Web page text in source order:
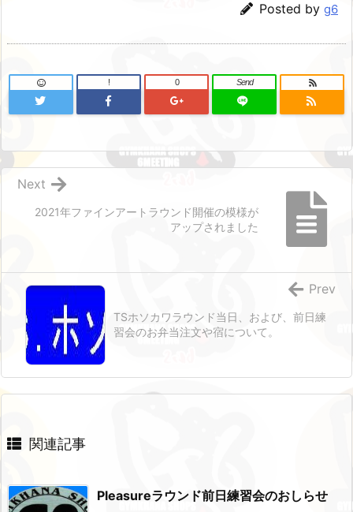
Posted by g6
! 0 Send
2021年ファインアートラウンド開催の模様が
アップされました
Next
TSホソカワラウンド当日、および、前日練
習会のお弁当注文や宿について。
Prev
関連記事
Pleasureラウンド前日練習会のおしらせ